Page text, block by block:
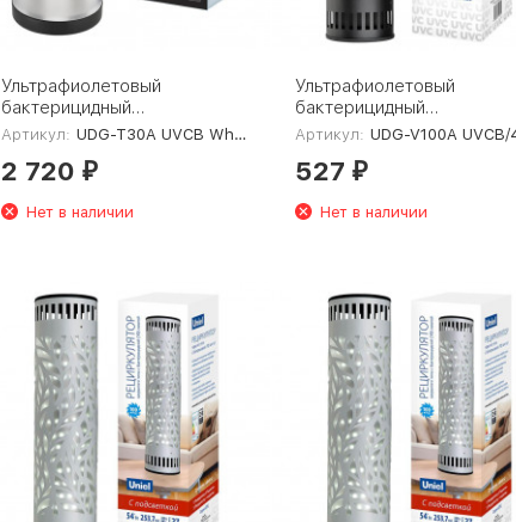
Ультрафиолетовый
бактерицидный
рециркулятор Uniel UDG-
00007697
Артикул: UDG-T30A UVCB White/Black
2 720 ₽
Нет в наличии
Ультрафиолетовый
бактерицидный
рециркулятор Uniel UDG-
Black UL-00007821
Артикул: UDG-V100A UVCB/4000K D01
527 ₽
Нет в наличии